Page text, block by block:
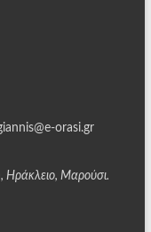
orasi.gr
Μαρούσι.